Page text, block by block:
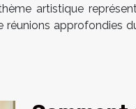
artistique
réunions approfondies